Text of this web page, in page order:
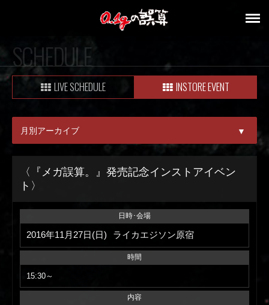
SCHEDULE
LIVE SCHEDULE INSTORE EVENT
月別アーカイブ ▼
ALL
08月
09月
〈『メガ誤算。』発売記念インストアイベン
ト〉
日時･会場
2016年11月27日(日) ライカエジソン原宿
時間
15:30～
内容